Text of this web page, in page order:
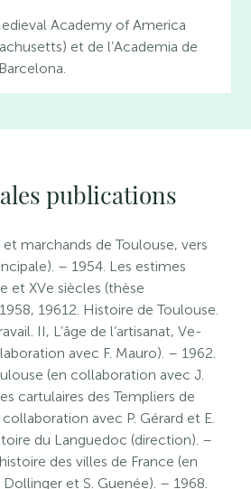
Academy of America
et de l’Academia de
publications
marchands de Toulouse, vers
– 1954. Les estimes
et XVe siècles (thèse
19612. Histoire de Toulouse.
II, L’âge de l’artisanat, Ve-
avec F. Mauro). – 1962.
(en collaboration avec J.
cartulaires des Templiers de
avec P. Gérard et E.
du Languedoc (direction). –
des villes de France (en
et S. Guenée). – 1968.